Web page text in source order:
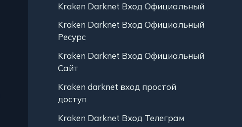
Kraken Darknet Вход Официальный
Kraken Darknet Вход Официальный
Ресурс
Kraken Darknet Вход Официальный
Сайт
Kraken darknet вход простой
доступ
Kraken Darknet Вход Телеграм